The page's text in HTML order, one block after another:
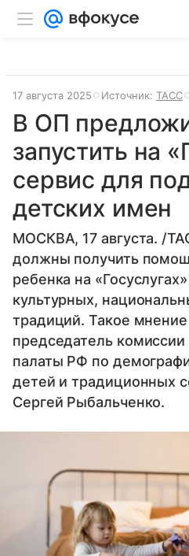
17 августа 2025 Источник: ТАСС
В ОП
запустить на
сервис для
детских имен
МОСКВА, 17 августа. /
должны получить
ребенка на
культурных,
традиций. Такое
председатель
палаты РФ по
детей и традиционных
Сергей Рыбальченко.